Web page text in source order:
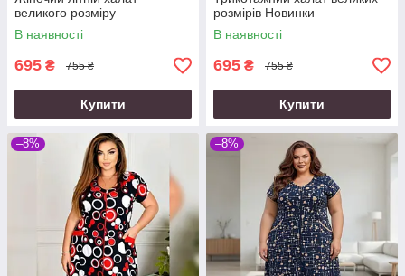
великого розміру
В наявності
695 ₴ 755 ₴
Купити
розмірів Новинки
В наявності
695 ₴ 755 ₴
Купити
–8% –8%